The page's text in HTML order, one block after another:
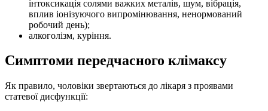
інтоксикація солями важких металів, шум, вібрація,
вплив іонізуючого випромінювання, ненормований
робочий день);
алкоголізм, куріння.
Симптоми передчасного клімаксу
Як правило, чоловіки звертаються до лікаря з проявами
статевої дисфункції: